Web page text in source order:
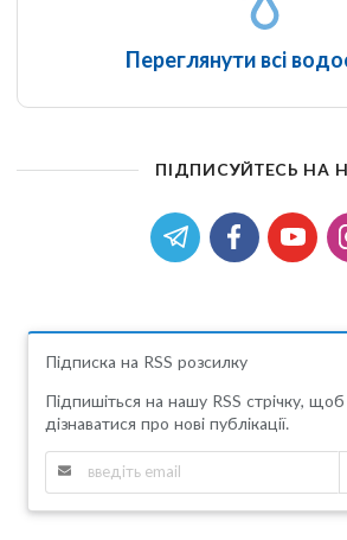
Переглянути всі
ПІДПИСУЙТЕСЬ НА
Підписка на RSS розсилку
Підпишіться на нашу RSS стрічку,
дізнаватися про нові публікації.